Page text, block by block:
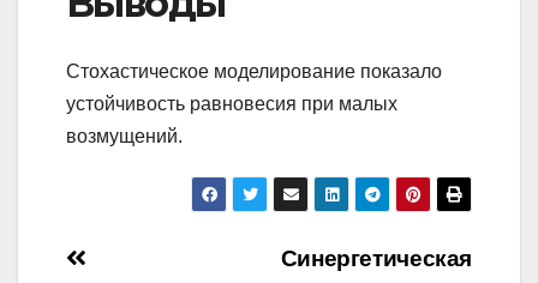
Стохастическое моделирование показало
устойчивость равновесия при малых
возмущений.
Навигация
Синергетическая